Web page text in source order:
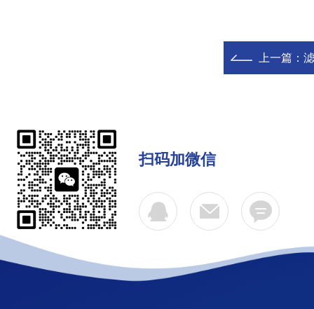
上一篇：
扫码加微信